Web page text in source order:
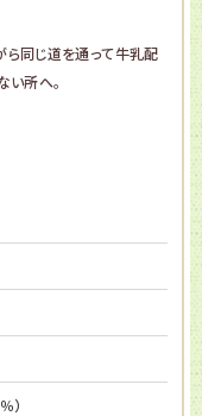
同じ道を通って牛乳配
い所へ。
）